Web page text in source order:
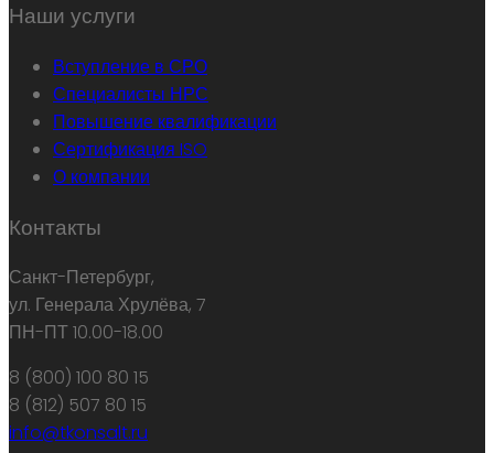
Наши услуги
Вступление в СРО
Специалисты НРС
Повышение квалификации
Сертификация ISO
О компании
Контакты
Санкт-Петербург,
ул. Генерала Хрулёва, 7
ПН-ПТ 10.00-18.00
8 (800) 100 80 15
8 (812) 507 80 15
info@tkonsalt.ru